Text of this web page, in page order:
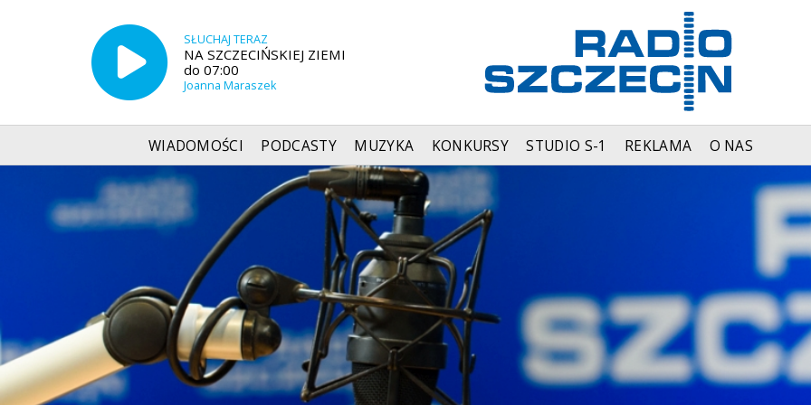
SŁUCHAJ TERAZ
NA SZCZECIŃSKIEJ ZIEMI
do 07:00
Joanna Maraszek
WIADOMOŚCI PODCASTY MUZYKA KONKURSY STUDIO S-1 REKLAMA O NAS